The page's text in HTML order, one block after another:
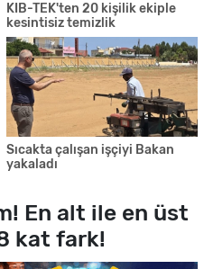
KIB-TEK'ten 20 kişilik ekiple
kesintisiz temizlik
Sıcakta çalışan işçiyi Bakan
yakaladı
En alt ile en üst
kat fark!